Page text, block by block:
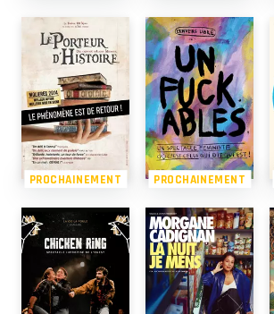
PROCHAINEMENT PROCHAINEMENT